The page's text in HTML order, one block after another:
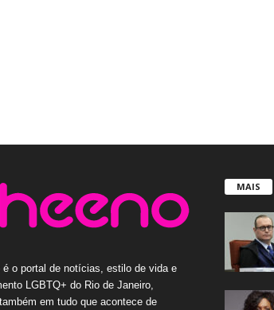
é o portal de notícias, estilo de vida e
LGBTQ+ do Rio de Janeiro,
em tudo que acontece de
MAIS